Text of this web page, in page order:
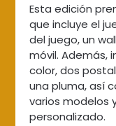
Esta edición
que incluye el
del juego, un
móvil. Además,
color, dos
una pluma, así
varios modelos
personalizado.